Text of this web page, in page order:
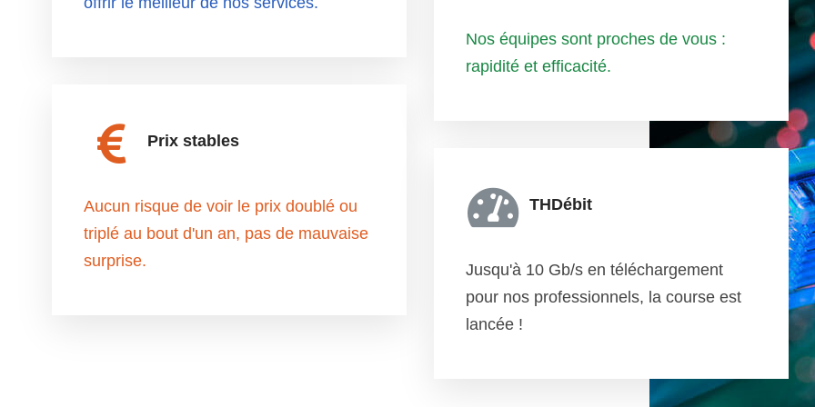
Prix stables
Aucun risque de voir le prix doublé ou
triplé au bout d'un an, pas de mauvaise
surprise.
Nos équipes sont proches de vous :
rapidité et efficacité.
THDébit
Jusqu'à 10 Gb/s en téléchargement
pour nos professionnels, la course est
lancée !